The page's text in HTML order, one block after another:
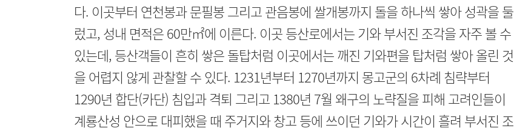
다. 이곳부터 연천봉과 문필봉 그리고 관음봉에 쌀개봉까지 돌을 하나씩 쌓아 성곽을 둘
렀고, 성내 면적은 60만㎡에 이른다. 이곳 등산로에서는 기와 부서진 조각을 자주 볼 수
있는데, 등산객들이 흔히 쌓은 돌탑처럼 이곳에서는 깨진 기와편을 탑처럼 쌓아 올린 것
을 어렵지 않게 관찰할 수 있다. 1231년부터 1270년까지 몽고군의 6차례 침략부터
1290년 합단(카단) 침입과 격퇴 그리고 1380년 7월 왜구의 노략질을 피해 고려인들이
계룡산성 안으로 대피했을 때 주거지와 창고 등에 쓰이던 기와가 시간이 흘려 부서진 조